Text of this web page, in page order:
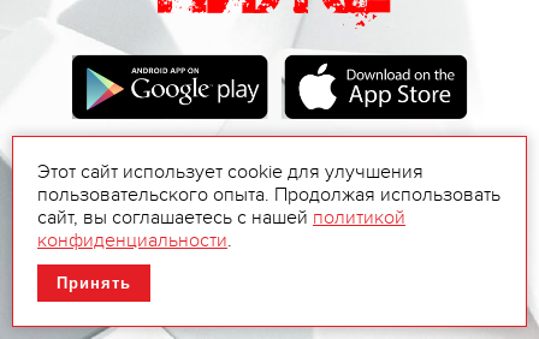
Этот сайт использует cookie для улучшения
пользовательского опыта. Продолжая использовать
сайт, вы соглашаетесь с нашей политикой
конфиденциальности.
Принять